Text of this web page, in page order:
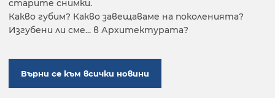
старите снимки.
Какво губим? Какво завещаваме на поколенията?
Изгубени ли сме... в Архитектурата?
Върни се към всички новини